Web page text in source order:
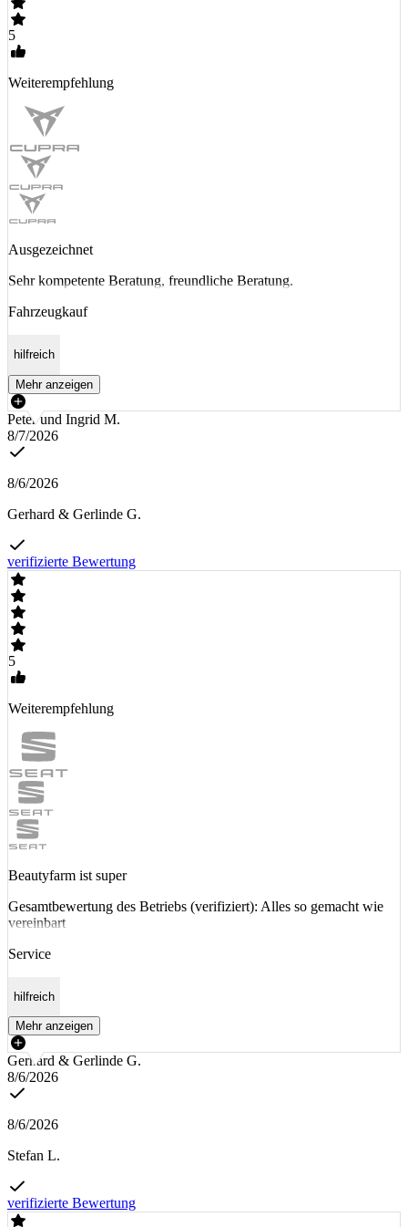
5
Weiterempfehlung
Ausgezeichnet
Sehr kompetente Beratung, freundliche Beratung.
Fahrzeugkauf
hilfreich
Mehr anzeigen
Peter und Ingrid M.
8/7/2026
8/6/2026
Gerhard & Gerlinde G.
verifizierte Bewertung
5
Weiterempfehlung
Beautyfarm ist super
Gesamtbewertung des Betriebs (verifiziert): Alles so gemacht wie
vereinbart
Service
hilfreich
Mehr anzeigen
Gerhard & Gerlinde G.
8/6/2026
8/6/2026
Stefan L.
verifizierte Bewertung